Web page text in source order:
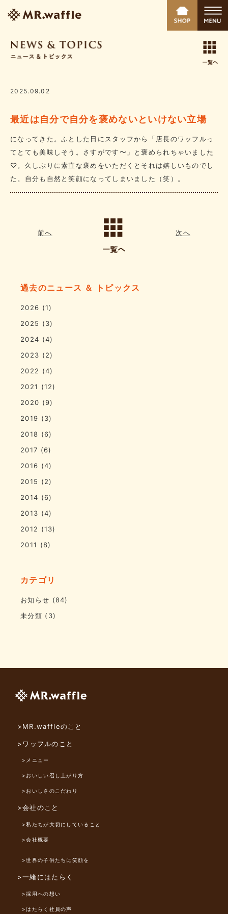
2025.09.02
最近は自分で自分を褒めないといけない立場
になってきた。ふとした日にスタッフから「店長のワッフルっ
てとても美味しそう。さすがです〜」と褒められちゃいました
♡。久しぶりに素直な褒めをいただくとそれは嬉しいものでし
た。自分も自然と笑顔になってしまいました（笑）。
前へ 次へ
過去のニュース ＆ トピックス
2026 (1)
2025 (3)
2024 (4)
2023 (2)
2022 (4)
2021 (12)
2020 (9)
2019 (3)
2018 (6)
2017 (6)
2016 (4)
2015 (2)
2014 (6)
2013 (4)
2012 (13)
2011 (8)
カテゴリ
お知らせ (84)
未分類 (3)
>MR.waffleのこと
>ワッフルのこと
>メニュー
>おいしい召し上がり方
>おいしさのこだわり
>会社のこと
>私たちが大切にしていること
>会社概要
>世界の子供たちに笑顔を
>一緒にはたらく
>採用への想い
>はたらく社員の声